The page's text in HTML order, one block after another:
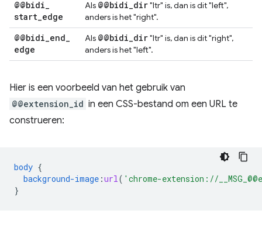
@@bidi_
start_edge
Als @@bidi_dir"ltr" is, dan is dit "left",
anders is het "right".
@@bidi_end_
edge
Als @@bidi_dir"ltr" is, dan is dit "right",
anders is het "left".
Hier is een voorbeeld van het gebruik van
@@extension_id in een CSS-bestand om een URL te
construeren:
body {
background-image :url( 'chrome-extension://
}